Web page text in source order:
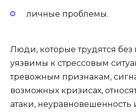
личные проблемы.
Люди, которые трудятся
уязвимы к стрессовым
тревожным признакам,
возможных кризисах,
атаки, неуравновешенность